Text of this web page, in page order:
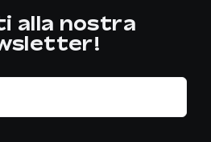
alla nostra